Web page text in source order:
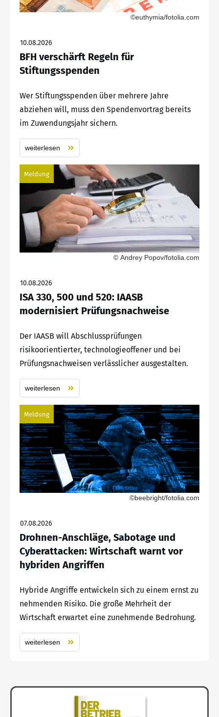
©euthymia/fotolia.com
10.08.2026
BFH verschärft Regeln für
Stiftungsspenden
Wer Stiftungsspenden über mehrere Jahre
abziehen will, muss den Spendenvortrag bereits
im Zuwendungsjahr sichern.
weiterlesen
Meldung
© Andrey Popov/fotolia.com
10.08.2026
ISA 330, 500 und 520: IAASB
modernisiert Prüfungsnachweise
Der IAASB will Abschlussprüfungen
risikoorientierter, technologieoffener und bei
Prüfungsnachweisen verlässlicher ausgestalten.
weiterlesen
Meldung
©beebright/fotolia.com
07.08.2026
Drohnen-Anschläge, Sabotage und
Cyberattacken: Wirtschaft warnt vor
hybriden Angriffen
Hybride Angriffe entwickeln sich zu einem ernst zu
nehmenden Risiko. Die große Mehrheit der
Wirtschaft erwartet eine zunehmende Bedrohung.
weiterlesen